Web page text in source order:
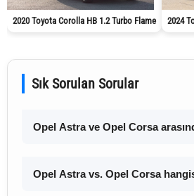
2020 Toyota Corolla HB 1.2 Turbo Flame 2024
Sık Sorulan Sorular
Opel Astra ve Opel Corsa
Opel Astra vs. Opel Corsa